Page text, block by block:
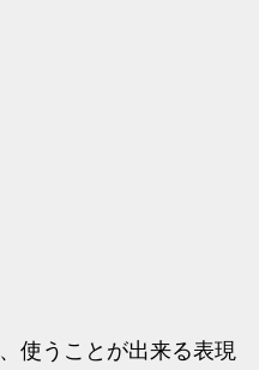
使うことが出来る表現